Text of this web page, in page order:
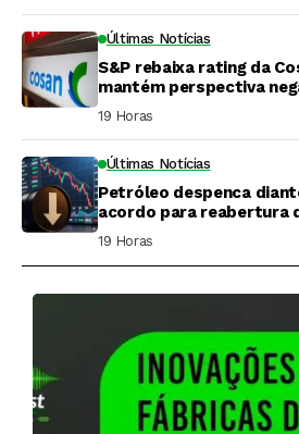
Últimas Notícias
S&P rebaixa rating da
mantém perspectiva
19 Horas ⁮
Últimas Notícias
Petróleo despenca
acordo para reabertura
19 Horas ⁮